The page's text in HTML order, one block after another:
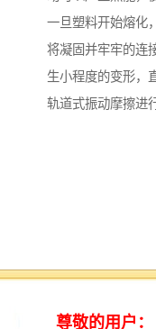
一旦塑料开始熔化
将凝固并牢牢的连
生小程度的变形，
轨道式振动摩擦进